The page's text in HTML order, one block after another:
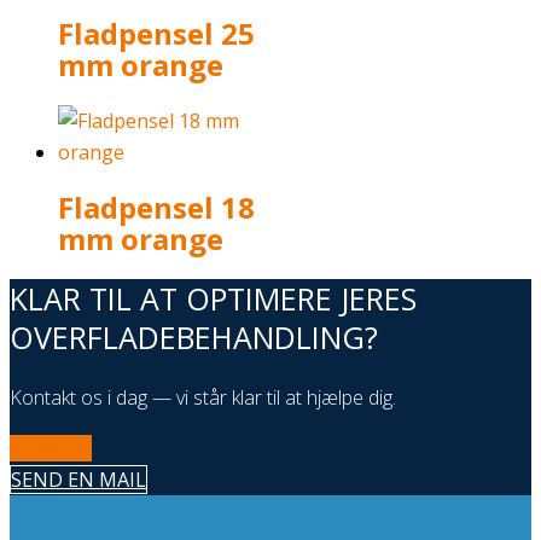
Fladpensel 25
mm orange
Fladpensel 18
mm orange
KLAR TIL AT OPTIMERE JERES
OVERFLADEBEHANDLING?
Kontakt os i dag — vi står klar til at hjælpe dig.
SEND EN MAIL